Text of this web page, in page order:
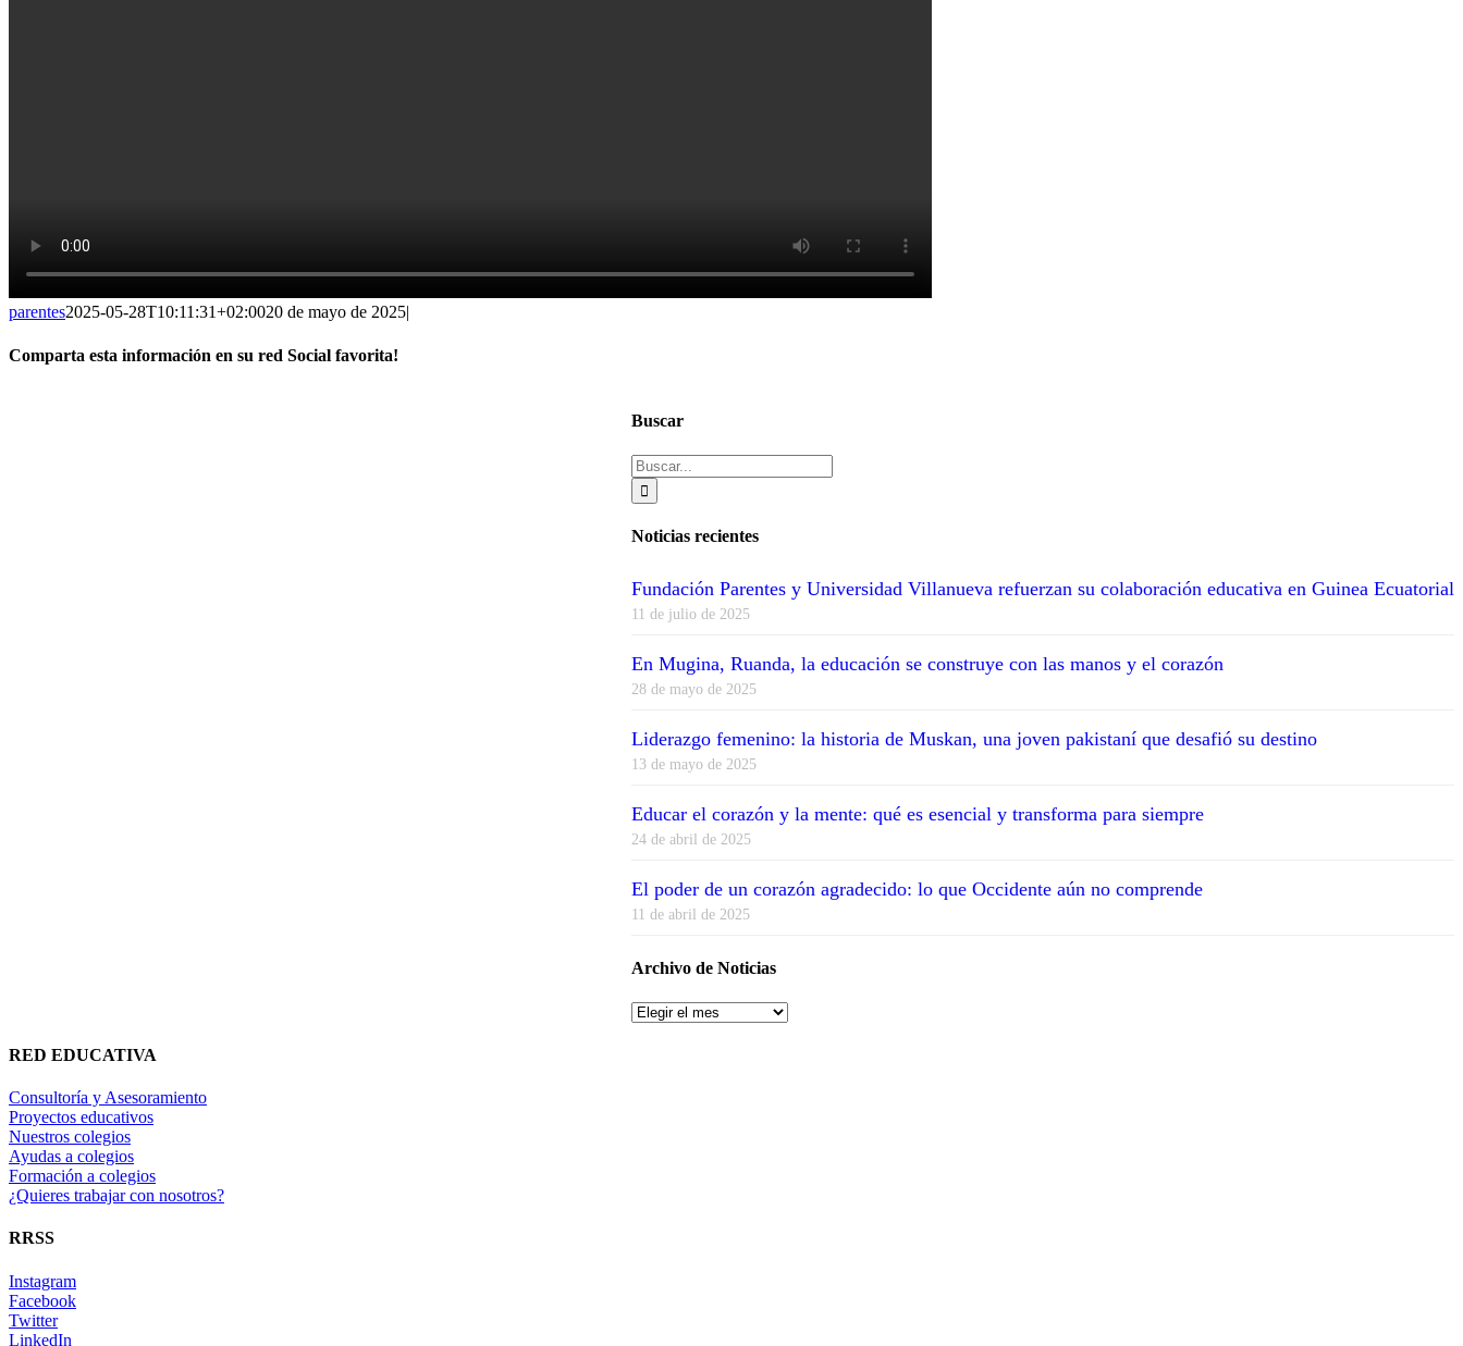
parentes2025-05-28T10:11:31+02:0020 de mayo de 2025|
Comparta esta información en su red Social favorita!
Buscar
Buscar:
Noticias recientes
Fundación Parentes y Universidad Villanueva refuerzan su colaboración educativa en Guinea Ecuatorial
11 de julio de 2025
En Mugina, Ruanda, la educación se construye con las manos y el corazón
28 de mayo de 2025
Liderazgo femenino: la historia de Muskan, una joven pakistaní que desafió su destino
13 de mayo de 2025
Educar el corazón y la mente: qué es esencial y transforma para siempre
24 de abril de 2025
El poder de un corazón agradecido: lo que Occidente aún no comprende
11 de abril de 2025
Archivo de Noticias
Archivo
RED EDUCATIVA
Consultoría y Asesoramiento
Proyectos educativos
Nuestros colegios
Ayudas a colegios
Formación a colegios
¿Quieres trabajar con nosotros?
RRSS
Instagram
Facebook
Twitter
LinkedIn